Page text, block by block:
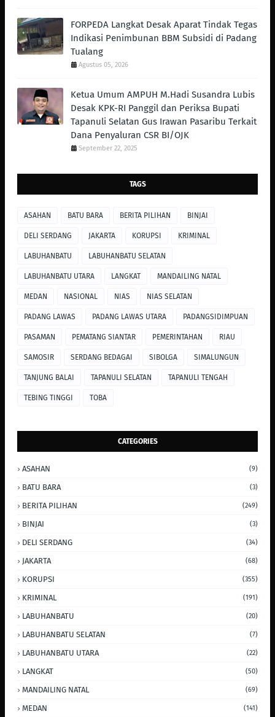
FORPEDA Langkat Desak Aparat Tindak Tegas
Indikasi Penimbunan BBM Subsidi di Padang
Tualang
Agustus 05, 2026
Ketua Umum AMPUH M.Hadi Susandra Lubis
Desak KPK-RI Panggil dan Periksa Bupati
Tapanuli Selatan Gus Irawan Pasaribu Terkait
Dana Penyaluran CSR BI/OJK
September 22, 2025
TAGS
ASAHAN BATU BARA BERITA PILIHAN BINJAI
DELI SERDANG JAKARTA KORUPSI KRIMINAL
LABUHANBATU LABUHANBATU SELATAN
LABUHANBATU UTARA LANGKAT MANDAILING NATAL
MEDAN NASIONAL NIAS NIAS SELATAN
PADANG LAWAS PADANG LAWAS UTARA PADANGSIDIMPUAN
PASAMAN PEMATANG SIANTAR PEMERINTAHAN RIAU
SAMOSIR SERDANG BEDAGAI SIBOLGA SIMALUNGUN
TANJUNG BALAI TAPANULI SELATAN TAPANULI TENGAH
TEBING TINGGI TOBA
CATEGORIES
ASAHAN (9)
BATU BARA (3)
BERITA PILIHAN (249)
BINJAI (3)
DELI SERDANG (34)
JAKARTA (68)
KORUPSI (355)
KRIMINAL (191)
LABUHANBATU (20)
LABUHANBATU SELATAN (7)
LABUHANBATU UTARA (22)
LANGKAT (50)
MANDAILING NATAL (69)
MEDAN (141)